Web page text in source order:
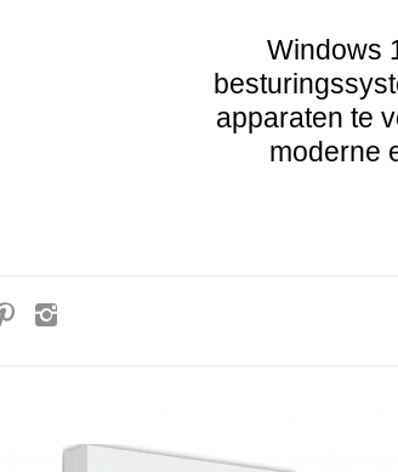
Windows
apparaten te
moderne